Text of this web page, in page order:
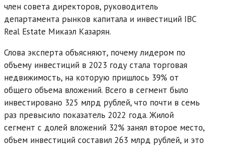
член совета директоров, руководитель
департамента рынков капитала и инвестиций IBC
Real Estate Микаэл Казарян.
Слова эксперта объясняют, почему лидером по
объему инвестиций в 2023 году стала торговая
недвижимость, на которую пришлось 39% от
общего объема вложений. Всего в сегмент было
инвестировано 325 млрд рублей, что почти в семь
раз превысило показатель 2022 года. Жилой
сегмент с долей вложений 32% занял второе место,
объем инвестиций составил 263 млрд рублей, и это